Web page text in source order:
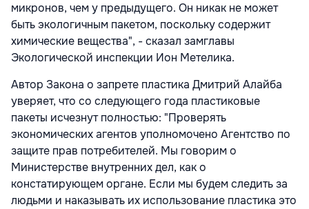
микронов, чем у предыдущего. Он никак не может
быть экологичным пакетом, поскольку содержит
химические вещества", - сказал замглавы
Экологической инспекции Ион Метелика.
Автор Закона о запрете пластика Дмитрий Алайба
уверяет, что со следующего года пластиковые
пакеты исчезнут полностью: "Проверять
экономических агентов уполномочено Агентство по
защите прав потребителей. Мы говорим о
Министерстве внутренних дел, как о
констатирующем органе. Если мы будем следить за
людьми и наказывать их использование пластика это